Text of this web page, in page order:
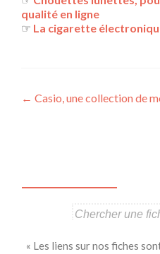
qualité en ligne
☞ La cigarette
Navigation
← Casio, une collection de
« Les liens sur nos fiches